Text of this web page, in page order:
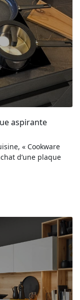
aspirante
« Cookware
d’une plaque